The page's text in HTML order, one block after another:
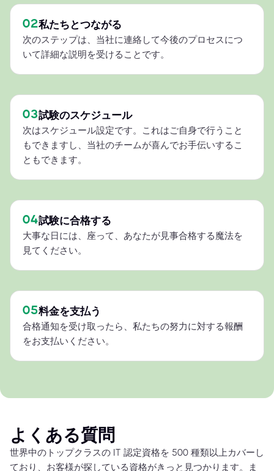
02私たちとつながる
次のステップは、当社に連絡して今後のプロセスにつ
いて詳細な説明を受けることです。
03試験のスケジュール
次はスケジュール設定です。これはご自身で行うこと
もできますし、当社のチームが喜んでお手伝いするこ
ともできます。
04試験に合格する
大事な日には、座って、あなたが見事合格する魔法を
見てください。
05料金を支払う
合格通知を受け取ったら、私たちの努力に対する報酬
をお支払いください。
よくある質問
世界中のトップクラスの IT 認定資格を 500 種類以上カバーし
ており、お客様が探している資格がきっと見つかります。ま